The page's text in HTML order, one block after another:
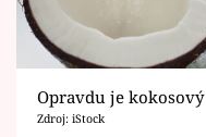
Sledujte prima+
Filmový
Pořady
Opravdu je
Zdroj: iStock